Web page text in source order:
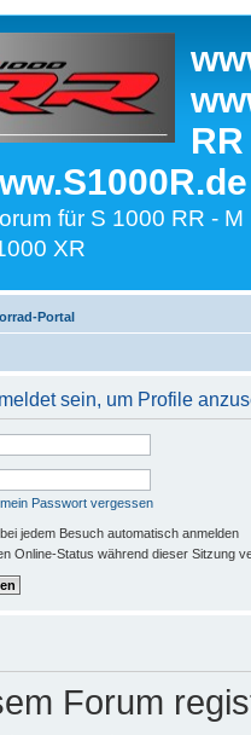
für S 1000 RR -
XR
Portal
sein, um Profile
Passwort vergessen
jedem Besuch automatisch anmelden
Online-Status während dieser Sitzung
Forum